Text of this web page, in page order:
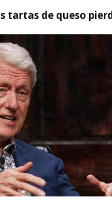
tartas de queso